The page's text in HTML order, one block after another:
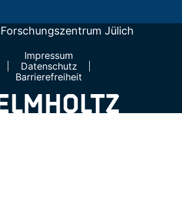
Jülich
Impressum
Datenschutz
Barrierefreiheit